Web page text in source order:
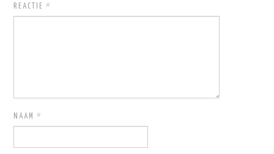
REACTIE*
NAAM*